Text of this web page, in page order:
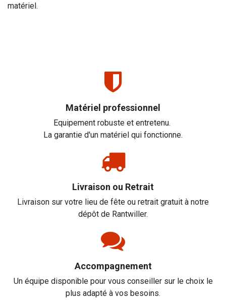
matériel.
Matériel professionnel
Equipement robuste et entretenu.
La garantie d'un matériel qui fonctionne.
Livraison ou Retrait
Livraison sur votre lieu de fête ou retrait gratuit à notre
dépôt de Rantwiller.
Accompagnement
Un équipe disponible pour vous conseiller sur le choix le
plus adapté à vos besoins.